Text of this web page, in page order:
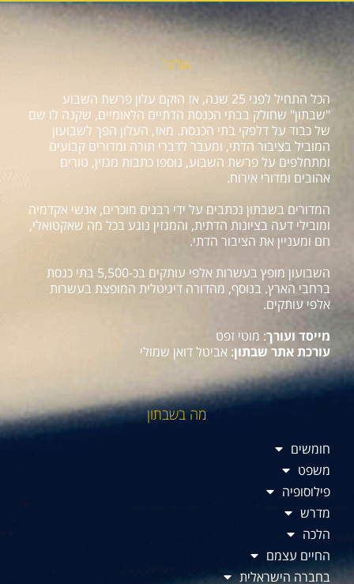
אודות
הכל התחיל לפני 25 שנה, אז הוקם עלון פרשת השבוע
"שבתון" שחולק בבתי הכנסת הדתיים הלאומיים, שקנה לו שם
של כבוד על דלפקי בתי הכנסת. מאז, העלון הפך לשבועון
המוביל בציבור הדתי, ומעבר לדברי תורה ומדורים קבועים
ומתחלפים על פרשת השבוע, נוספו כתבות מגזין, טורים
אהובים ומדורי אירוח.
המדורים בשבתון נכתבים על ידי רבנים מוכרים, אנשי אקדמיה
ומובילי דעה בציונות הדתית, והמגזין נוגע בכל מה שאקטואלי,
חם ומעניין את הציבור הדתי.
השבועון מופץ בעשרות אלפי עותקים בכ-5,500 בתי כנסת
ברחבי הארץ. בנוסף, מהדורה דיגיטלית המופצת בעשרות
אלפי עותקים.
מייסד ועורך: מוטי זפט
עורכת אתר שבתון: אביטל דואן שמולי
מה בשבתון
חומשים
משפט
פילוסופיה
מדרש
הלכה
החיים עצמם
בחברה הישראלית